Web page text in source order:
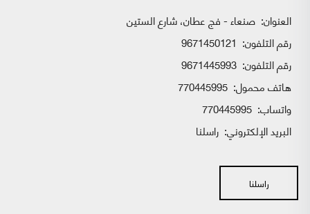
العنوان: صنعاء - فج عطان، شارع الستين
رقم التلفون: 9671450121
رقم التلفون: 9671445993
هاتف محمول: 770445995
واتساب:
البريد الإلكتروني: راسلنا
راسلنا